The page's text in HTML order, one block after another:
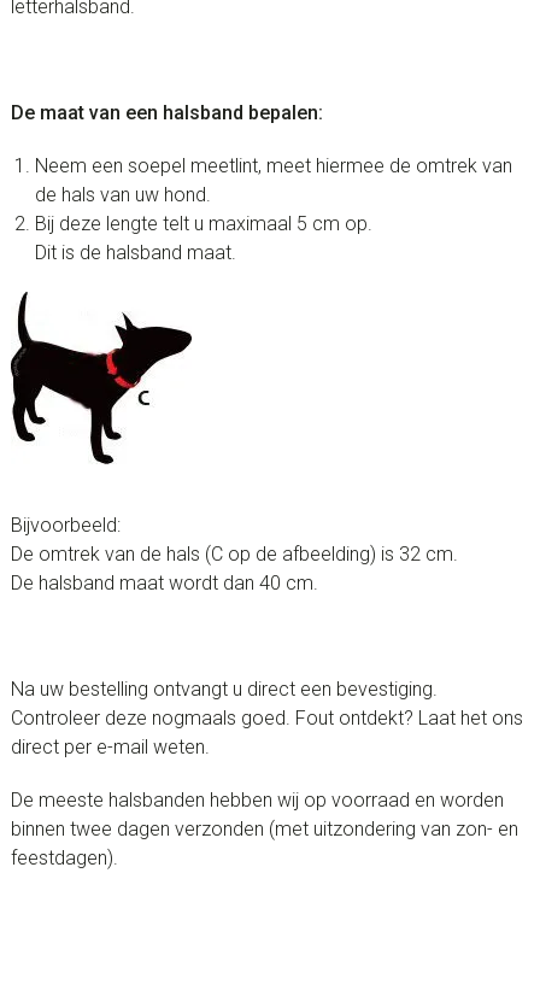
letterhalsband.
De maat van een halsband bepalen:
Neem een soepel meetlint, meet hiermee de omtrek van
de hals van uw hond.
Bij deze lengte telt u maximaal 5 cm op.
Dit is de halsband maat.
Bijvoorbeeld:
De omtrek van de hals (C op de afbeelding) is 32 cm.
De halsband maat wordt dan 40 cm.
Na uw bestelling ontvangt u direct een bevestiging.
Controleer deze nogmaals goed. Fout ontdekt? Laat het ons
direct per e-mail weten.
De meeste halsbanden hebben wij op voorraad en worden
binnen twee dagen verzonden (met uitzondering van zon- en
feestdagen).